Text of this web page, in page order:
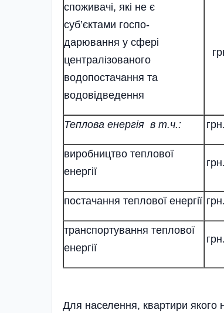
споживачі, які не є
суб’єктами госпо-
дарювання у сфері
централізованого
водопостачання та
водовідведення
Теплова енергія в т.ч.:
виробництво теплової
енергії
постачання теплової енергії
транспортування теплової
енергії
Для населення, квартири якого